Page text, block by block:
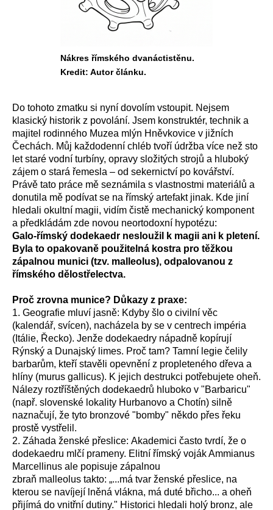
Nákres římského dvanáctistěnu.
Kredit: Autor článku.
Do tohoto zmatku si nyní dovolím vstoupit. Nejsem
klasický historik z povolání. Jsem konstruktér, technik a
majitel rodinného Muzea mlýn Hněvkovice v jižních
Čechách. Můj každodenní chléb tvoří údržba více než sto
let staré vodní turbíny, opravy složitých strojů a hluboký
zájem o stará řemesla – od sekernictví po kovářství.
Právě tato práce mě seznámila s vlastnostmi materiálů a
donutila mě podívat se na římský artefakt jinak. Kde jiní
hledali okultní magii, vidím čistě mechanický komponent
a předkládám zde novou neortodoxní hypotézu:
Galo-římský dodekaedr nesloužil k magii ani k pletení.
Byla to opakovaně použitelná kostra pro těžkou
zápalnou munici (tzv. malleolus), odpalovanou z
římského dělostřelectva.
Proč zrovna munice? Důkazy z praxe:
1. Geografie mluví jasně: Kdyby šlo o civilní věc
(kalendář, svícen), nacházela by se v centrech impéria
(Itálie, Řecko). Jenže dodekaedry nápadně kopírují
Rýnský a Dunajský limes. Proč tam? Tamní legie čelily
barbarům, kteří stavěli opevnění z propleteného dřeva a
hlíny (murus gallicus). K jejich destrukci potřebujete oheň.
Nálezy roztříštěných dodekaedrů hluboko v "Barbaricu"
(např. slovenské lokality Hurbanovo a Chotín) silně
naznačují, že tyto bronzové "bomby" někdo přes řeku
prostě vystřelil.
2. Záhada ženské přeslice: Akademici často tvrdí, že o
dodekaedru mlčí prameny. Elitní římský voják Ammianus
Marcellinus ale popisuje zápalnou
zbraň malleolus takto: „...má tvar ženské přeslice, na
kterou se navíjejí lněná vlákna, má duté břicho... a oheň
přijímá do vnitřní dutiny." Historici hledali holý bronz, ale